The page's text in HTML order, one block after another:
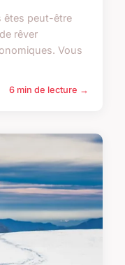
êtes peut-être
rêver
Vous
6 min de lecture →